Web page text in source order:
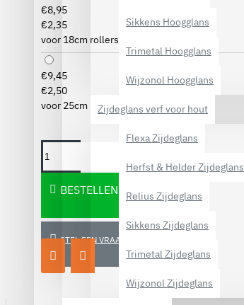
Sikkens Hoogglans
Trimetal Hoogglans
Wijzonol Hoogglans
Zijdeglans verf voor hout
Flexa Zijdeglans
Herfst & Helder Zijdeglans
Relius Zijdeglans
Sikkens Zijdeglans
Trimetal Zijdeglans
Wijzonol Zijdeglans
€8,95
€2,35
voor 18cm rollers (8mm dik)
€9,45
€2,50
voor 25cm rollers (8mm dik)(+€1,54)
BESTELLEN
STEL EEN VRAAG